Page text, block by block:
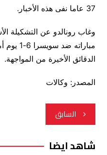
37 عاما نفى هذه الأخبار.
وغاب رونالدو عن التشكيلة
مباراته
الدقائق الأخيرة من المواجهة.
المصدر: وكالات
تصفّح
المقالات
السابق
شاهد ايضا